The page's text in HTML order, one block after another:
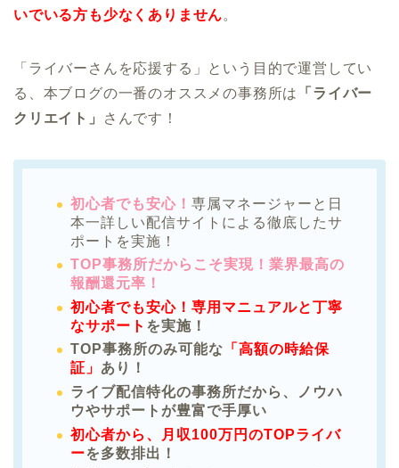
いでいる方も少なくありません。
「ライバーさんを応援する」という目的で運営してい
る、本ブログの一番のオススメの事務所は
「ライバー
クリエイト」
さんです！
初心者でも安心！ 専属マネージャーと日
本一詳しい配信サイトによる徹底したサ
ポートを実施！
TOP事務所だからこそ実現！業界最高の
報酬還元率！
初心者でも安心！専用マニュアルと丁寧
なサポート を実施！
TOP事務所のみ可能な 「高額の時給保
証」 あり！
ライブ配信特化の事務所だから、ノウハ
ウやサポートが豊富で手厚い
初心者から、月収100万円のTOPライバ
ーを多数排出！